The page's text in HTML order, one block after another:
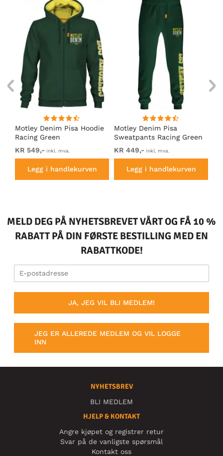
Motley Denim Pisa Hoodie
Racing Green
KR 549,- inkl. mva.
Legg i handlekurven
Motley Denim Pisa
Sweatpants Racing Green
KR 449,- inkl. mva.
Legg i handlekurven
MELD DEG PÅ NYHETSBREVET VÅRT OG FÅ 10 %
RABATT PÅ DIN FØRSTE BESTILLING MED EN
RABATTKODE!
JA, JEG VIL BLI MEDLEM!
JEG ER ALLEREDE MEDLEM OG VIL LOGGE
INN
NYHETSBREV
BLI MEDLEM
HJELP & KONTAKT
Angre kjøpet og registrer retur
Svar på de vanligste spørsmål
Kontakt oss